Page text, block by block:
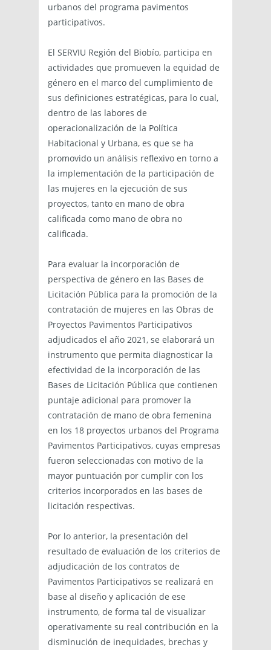
urbanos del programa pavimentos
participativos.
El SERVIU Región del Biobío, participa en
actividades que promueven la equidad de
género en el marco del cumplimiento de
sus definiciones estratégicas, para lo cual,
dentro de las labores de
operacionalización de la Política
Habitacional y Urbana, es que se ha
promovido un análisis reflexivo en torno a
la implementación de la participación de
las mujeres en la ejecución de sus
proyectos, tanto en mano de obra
calificada como mano de obra no
calificada.
Para evaluar la incorporación de
perspectiva de género en las Bases de
Licitación Pública para la promoción de la
contratación de mujeres en las Obras de
Proyectos Pavimentos Participativos
adjudicados el año 2021, se elaborará un
instrumento que permita diagnosticar la
efectividad de la incorporación de las
Bases de Licitación Pública que contienen
puntaje adicional para promover la
contratación de mano de obra femenina
en los 18 proyectos urbanos del Programa
Pavimentos Participativos, cuyas empresas
fueron seleccionadas con motivo de la
mayor puntuación por cumplir con los
criterios incorporados en las bases de
licitación respectivas.
Por lo anterior, la presentación del
resultado de evaluación de los criterios de
adjudicación de los contratos de
Pavimentos Participativos se realizará en
base al diseño y aplicación de ese
instrumento, de forma tal de visualizar
operativamente su real contribución en la
disminución de inequidades, brechas y